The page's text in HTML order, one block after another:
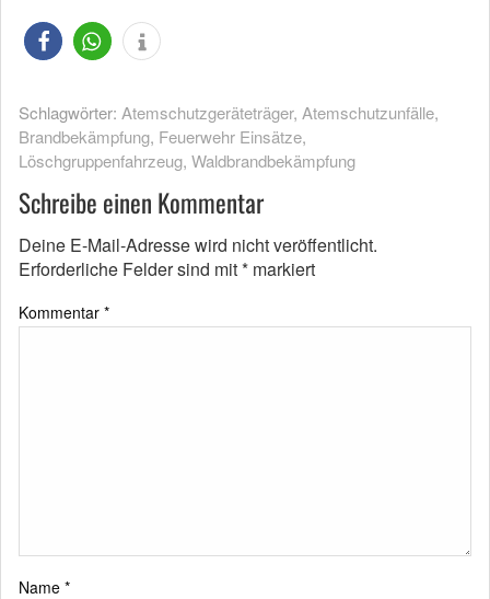
Schlagwörter: Atemschutzgeräteträger, Atemschutzunfälle,
Brandbekämpfung, Feuerwehr Einsätze,
Löschgruppenfahrzeug, Waldbrandbekämpfung
Schreibe einen Kommentar
Deine E-Mail-Adresse wird nicht veröffentlicht.
Erforderliche Felder sind mit* markiert
Kommentar *
Name *